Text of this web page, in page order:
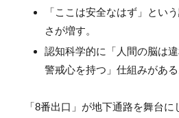
「ここは安全なはず」とい
さが増す。
認知科学的に「人間の脳は
警戒心を持つ」 仕組みがある
「8番出口」が地下通路を舞台に